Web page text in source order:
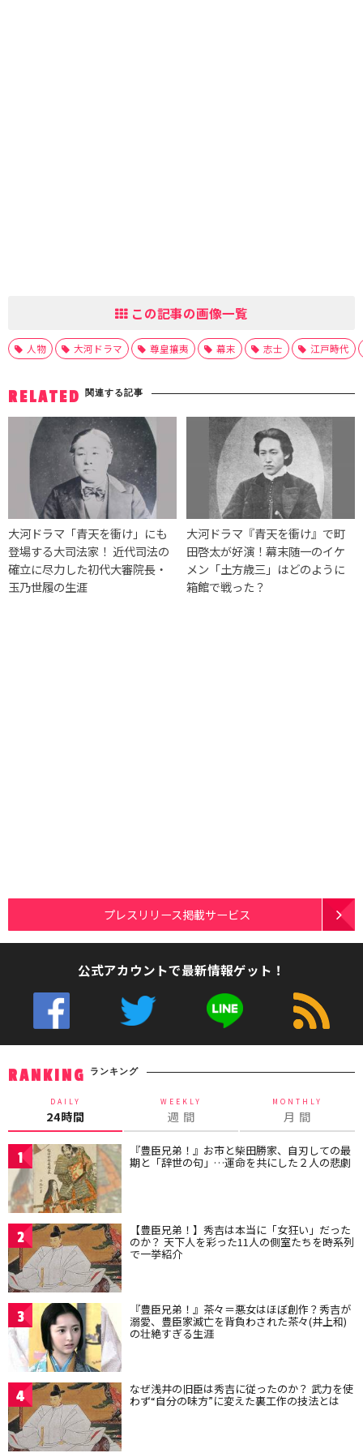
この記事の画像一覧
人物 大河ドラマ 尊皇攘夷 幕末 志士 江戸時代
RELATED 関連する記事
大河ドラマ「青天を衝け」にも
登場する大司法家！ 近代司法の
確立に尽力した初代大審院長・
玉乃世履の生涯
大河ドラマ『青天を衝け』で町
田啓太が好演！幕末随一のイケ
メン「土方歳三」はどのように
箱館で戦った？
プレスリリース掲載サービス
公式アカウントで最新情報ゲット！
RANKING ランキング
DAILY
24時間
WEEKLY
週 間
MONTHLY
月 間
1 『豊臣兄弟！』お市と柴田勝家、自刃しての最
期と「辞世の句」…運命を共にした２人の悲劇
2 【豊臣兄弟！】秀吉は本当に「女狂い」だった
のか？ 天下人を彩った11人の側室たちを時系列
で一挙紹介
3 『豊臣兄弟！』茶々＝悪女はほぼ創作？秀吉が
溺愛、豊臣家滅亡を背負わされた茶々(井上和)
の壮絶すぎる生涯
4 なぜ浅井の旧臣は秀吉に従ったのか？ 武力を使
わず“自分の味方”に変えた裏工作の技法とは